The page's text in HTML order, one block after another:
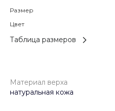
Размер
Цвет
Таблица размеров
Материал верха
натуральная кожа